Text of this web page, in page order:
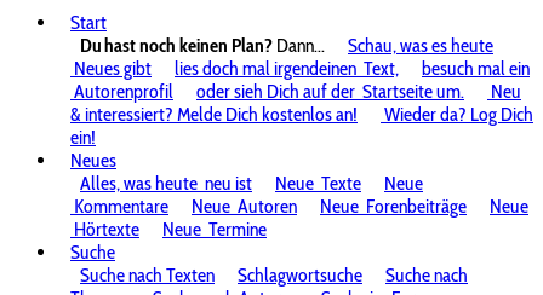
Start
Du hast noch keinen Plan? Dann...
Schau, was es heute
Neues gibt
lies doch mal irgendeinen Text,
besuch mal ein
Autorenprofil
oder sieh Dich auf der Startseite um.
Neu
& interessiert? Melde Dich kostenlos an!
Wieder da? Log Dich
ein!
Neues
Alles, was heute neu ist Neue Texte
Neue
Kommentare
Neue Autoren Neue Forenbeiträge
Neue
Hörtexte
Neue Termine
Suche
Suche nach Texten
Schlagwortsuche
Suche nach